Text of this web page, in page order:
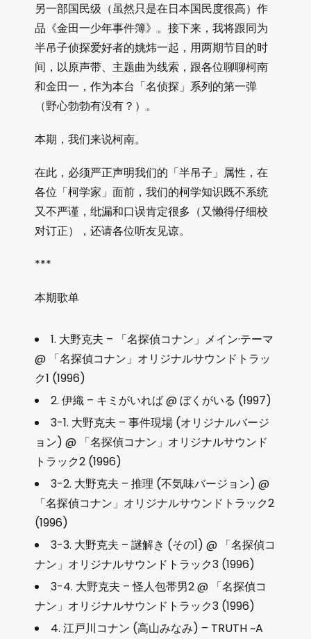
另一部国民级（虽然只是在日本国民度很高）作
品《金田一少年事件簿》。接下来，我将跟同为
半吊子侦探爱好者的姚炜一起，用两期节目的时
间，以原声带、主题曲为线索，跟各位聊聊柯南
和金田一，作为本台「名侦探」系列的第一弹
（野心勃勃有没有？）。
本期，我们来说柯南。
在此，必须严正声明我们的「半吊子」属性，在
各位「柯学家」面前，我们的柯学知识既不系统
又不严谨，纰漏和口误肯定很多（又懒得仔细校
对订正），还请各位听友见谅。
***
本期歌单
1. 大野克夫 – 「名探偵コナン」メイン·テーマ
@ 「名探偵コナン」オリジナルサウンドトラッ
ク1 (1996)
2. 伊織 – キミがいれば @ ぼくがいる (1997)
3-1. 大野克夫 – 事件現場 (オリジナルバージ
ョン) @ 「名探偵コナン」オリジナルサウンド
トラック2 (1996)
3-2. 大野克夫 – 推理 (不気味バージョン) @
「名探偵コナン」オリジナルサウンドトラック2
(1996)
3-3. 大野克夫 – 謎解き (その1) @ 「名探偵コ
ナン」オリジナルサウンドトラック3 (1996)
3-4. 大野克夫 – 怪人包帯男2 @ 「名探偵コ
ナン」オリジナルサウンドトラック3 (1996)
4. 江戸川コナン (高山みなみ) – TRUTH ~A